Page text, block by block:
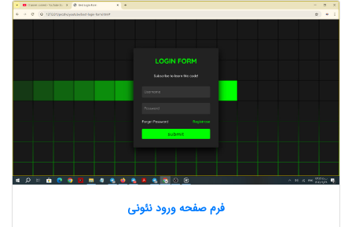
فرم صفحه ورود نئونی